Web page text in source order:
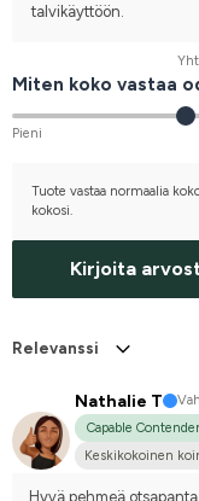
talvikäyttöön.
Miten koko vastaa
Pieni
Tuote vastaa normaalia
kokosi.
Kirjoita
Relevanssi
Nathalie T
Capable Contender
Keskikokoinen
Hyvä pehmeä